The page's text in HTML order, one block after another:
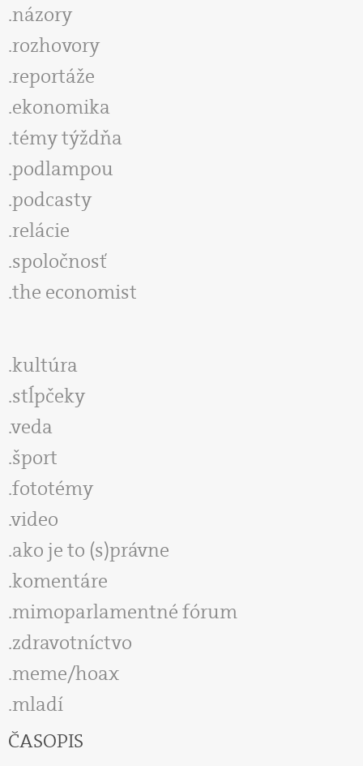
názory
rozhovory
reportáže
ekonomika
témy týždňa
podlampou
podcasty
relácie
spoločnosť
the economist
kultúra
stĺpčeky
veda
šport
fototémy
video
ako je to (s)právne
komentáre
mimoparlamentné fórum
zdravotníctvo
meme/hoax
mladí
ČASOPIS